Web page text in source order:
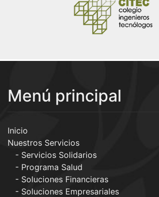
Menú principal
Inicio
Nuestros Servicios
Servicios Solidarios
Programa Salud
Soluciones Financieras
Soluciones Empresariales